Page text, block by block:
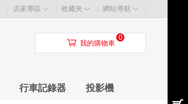
店家專區 收藏夾 網站導航
󰃦 我的購物車
0
行車記錄器 投影機